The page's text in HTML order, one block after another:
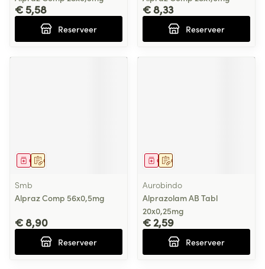
€ 5,58
Reserveer
€ 8,33
Reserveer
Op voorschrift
Geneesmiddel
Smb
Alpraz Comp 56x0,5mg
€ 8,90
Reserveer
Op voorschrift
Geneesmiddel
Aurobindo
Alprazolam AB Tabl
20x0,25mg
€ 2,59
Reserveer